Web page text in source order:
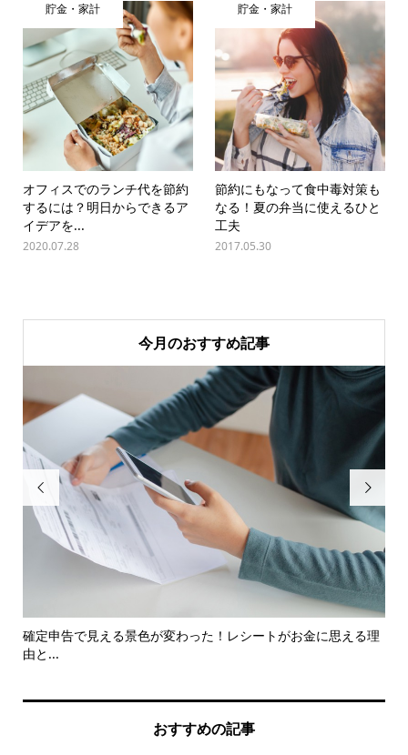
貯金・家計
オフィスでのランチ代を節約
するには？明日からできるア
イデアを...
2020.07.28
貯金・家計
節約にもなって食中毒対策も
なる！夏の弁当に使えるひと
工夫
2017.05.30
今月のおすすめ記事

確定申告で見える景色が変わった！レシートがお金に思える理
由と...

おすすめの記事